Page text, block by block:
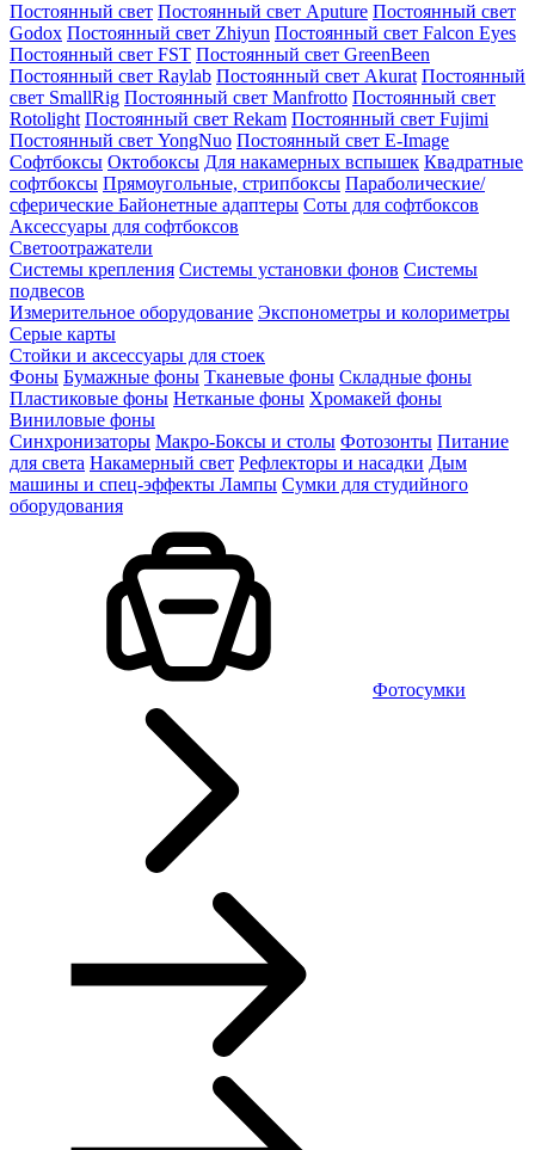
Постоянный свет Постоянный свет Aputure Постоянный свет
Godox Постоянный свет Zhiyun Постоянный свет Falcon Eyes
Постоянный свет FST Постоянный свет GreenBeen
Постоянный свет Raylab Постоянный свет Akurat Постоянный
свет SmallRig Постоянный свет Manfrotto Постоянный свет
Rotolight Постоянный свет Rekam Постоянный свет Fujimi
Постоянный свет YongNuo Постоянный свет E-Image
Софтбоксы Октобоксы Для накамерных вспышек Квадратные
софтбоксы Прямоугольные, стрипбоксы Параболические/
сферические Байонетныe адаптеры Соты для софтбоксов
Аксессуары для софтбоксов
Светоотражатели
Системы крепления Системы установки фонов Системы
подвесов
Измерительное оборудование Экспонометры и колориметры
Серые карты
Стойки и аксессуары для стоек
Фоны Бумажные фоны Тканевые фоны Складные фоны
Пластиковые фоны Нетканые фоны Хромакей фоны
Виниловые фоны
Синхронизаторы Макро-Боксы и столы Фотозонты Питание
для света Накамерный свет Рефлекторы и насадки Дым
машины и спец-эффекты Лампы Сумки для студийного
оборудования
Фотосумки